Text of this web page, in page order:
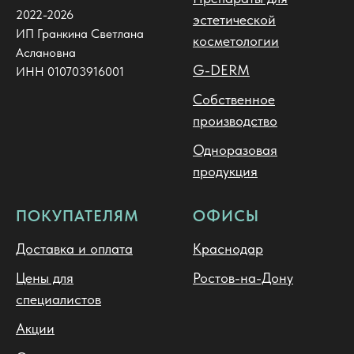
2022-2026
ИП Гранкина Светлана
Аслановна
ИНН 010703916001
эстетической
косметологии
G-DERM
Собственное
производство
Одноразовая
продукция
ПОКУПАТЕЛЯМ
Доставка и оплата
Цены для
специалистов
Акции
ОФИСЫ
Краснодар
Ростов-на-Дону